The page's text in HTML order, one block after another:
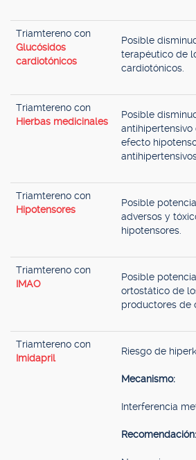
Triamtereno con
Glucósidos
cardiotónicos
Posible
terapéutico de
cardiotónicos.
Triamtereno con
Hierbas medicinales
Posible
efecto
Triamtereno con
Hipotensores
Posible
adversos y
hipotensores.
Triamtereno con
IMAO
Posible
ortostático de
productores de
Triamtereno con
Imidapril
Riesgo de
Mecanismo:
Interferencia
Recomendación: